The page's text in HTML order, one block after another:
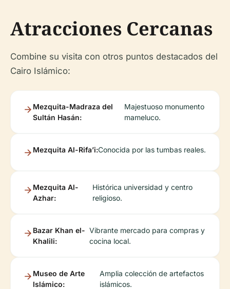
Atracciones Cercanas
Combine su visita con otros puntos destacados del
Cairo Islámico:
Mezquita-Madraza del
Sultán Hasán:
Majestuoso monumento
mameluco.
Mezquita Al-Rifa’i:Conocida por las tumbas reales.
Mezquita Al-
Azhar:
Histórica universidad y centro
religioso.
Bazar Khan el-
Khalili:
Vibrante mercado para compras y
cocina local.
Museo de Arte
Islámico:
Amplia colección de artefactos
islámicos.